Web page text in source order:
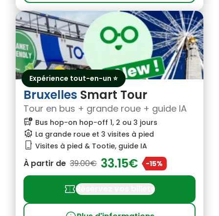
Expérience tout-en-un ⭐
Bruxelles Smart Tour
Tour en bus + grande roue + guide IA
bus_alert Bus hop-on hop-off 1, 2 ou 3 jours
attractions La grande roue et 3 visites à pied
phone_iphone Visites à pied & Tootie, guide IA
À partir de 39.00€ 33.15€ -15%
confirmation_numberRéservez vos billets